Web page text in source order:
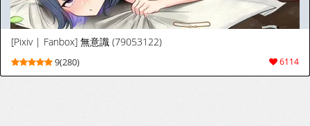
[Pixiv | Fanbox] 無意識 (79053122)
6114
9(280)